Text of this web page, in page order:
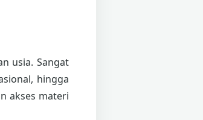
usia. Sangat
hingga
akses materi